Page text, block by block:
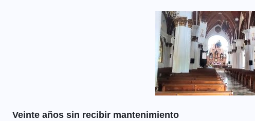
Veinte años sin recibir mantenimiento